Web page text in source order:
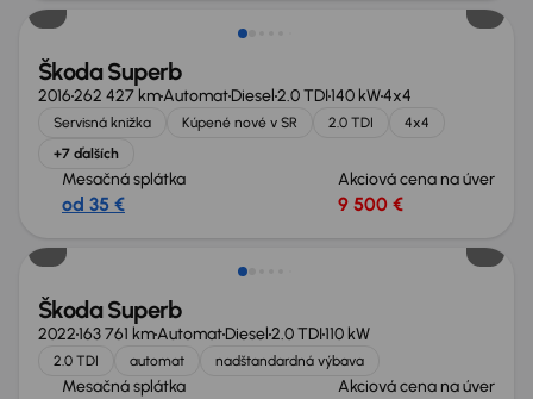
Škoda Superb
2016262 427 kmAutomatDiesel2.0 TDI140 kW4x4
Servisná knižka Kúpené nové v SR 2.0 TDI
4x4
+7 ďalších
Mesačná splátka
od 35 €
Akciová cena na úver
9 500 €
Nové v ponuke
Škoda Superb
2022163 761 kmAutomatDiesel2.0 TDI110 kW
2.0 TDI automat nadštandardná výbava
Mesačná splátka Akciová cena na úver